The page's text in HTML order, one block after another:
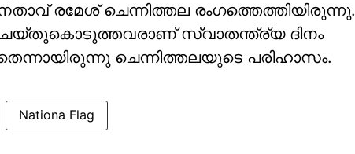
രമേശ് ചെന്നിത്തല രംഗത്തെത്തിയിരുന്നു.
ചെയ്തുകൊടുത്തവരാണ് സ്വാതന്ത്ര്യ ദിനം
ചെന്നിത്തലയുടെ പരിഹാസം.
Nationa Flag